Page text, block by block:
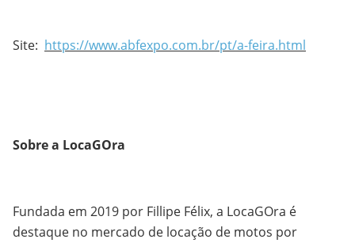
Site: https://www.abfexpo.com.br/pt/a-feira.html
Sobre a LocaGOra
Fundada em 2019 por Fillipe Félix, a LocaGOra é
destaque no mercado de locação de motos por